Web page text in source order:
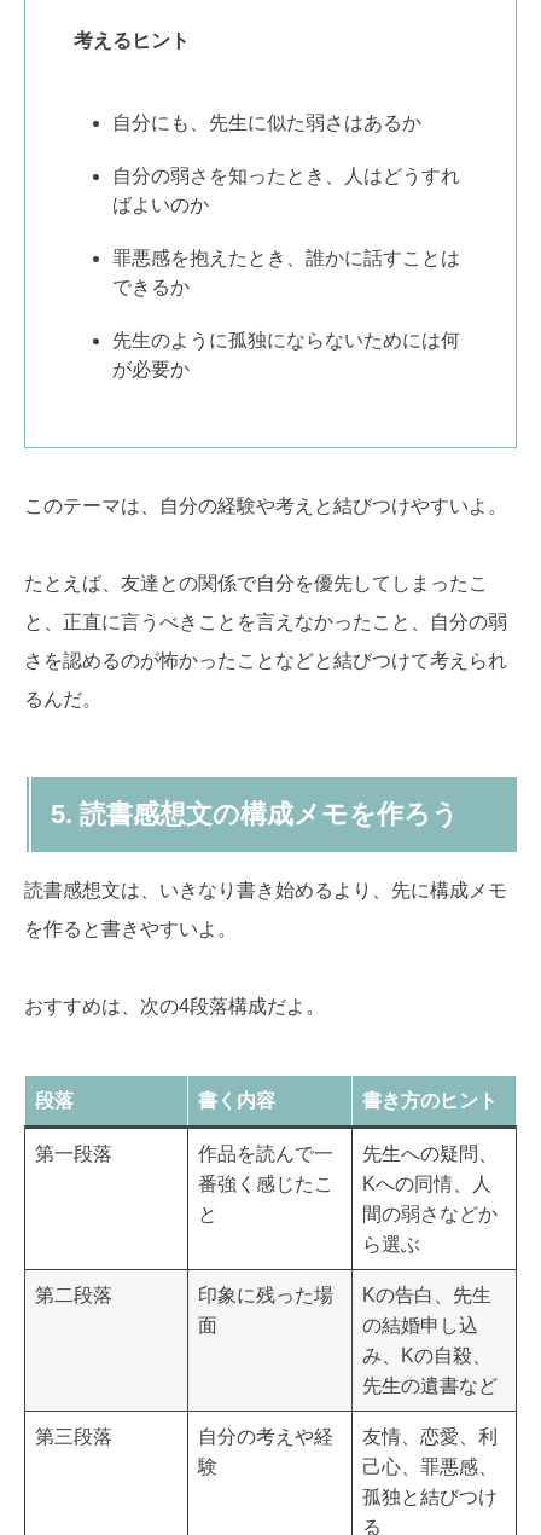
考えるヒント
自分にも、先生に似た弱さはあるか
自分の弱さを知ったとき、人はどうすれ
ばよいのか
罪悪感を抱えたとき、誰かに話すことは
できるか
先生のように孤独にならないためには何
が必要か
このテーマは、自分の経験や考えと結びつけやすいよ。
たとえば、友達との関係で自分を優先してしまったこ
と、正直に言うべきことを言えなかったこと、自分の弱
さを認めるのが怖かったことなどと結びつけて考えられ
るんだ。
5. 読書感想文の構成メモを作ろう
読書感想文は、いきなり書き始めるより、先に構成メモ
を作ると書きやすいよ。
おすすめは、次の4段落構成だよ。
段落 書く内容 書き方のヒント
第一段落
作品を読んで一
番強く感じたこ
と
先生への疑問、
Kへの同情、人
間の弱さなどか
ら選ぶ
第二段落
印象に残った場
面
Kの告白、先生
の結婚申し込
み、Kの自殺、
先生の遺書など
第三段落
自分の考えや経
験
友情、恋愛、利
己心、罪悪感、
孤独と結びつけ
る